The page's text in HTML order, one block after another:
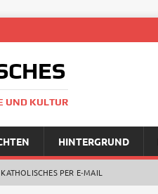
UND KULTUR
HINTERGRUND
KATHOLISCHES PER E‑MAIL